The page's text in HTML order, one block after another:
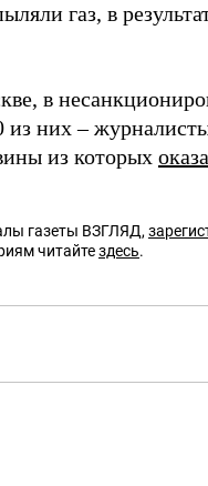
газ, в
в
из них –
из которых
газеты ВЗГЛЯД,
читайтездесь.